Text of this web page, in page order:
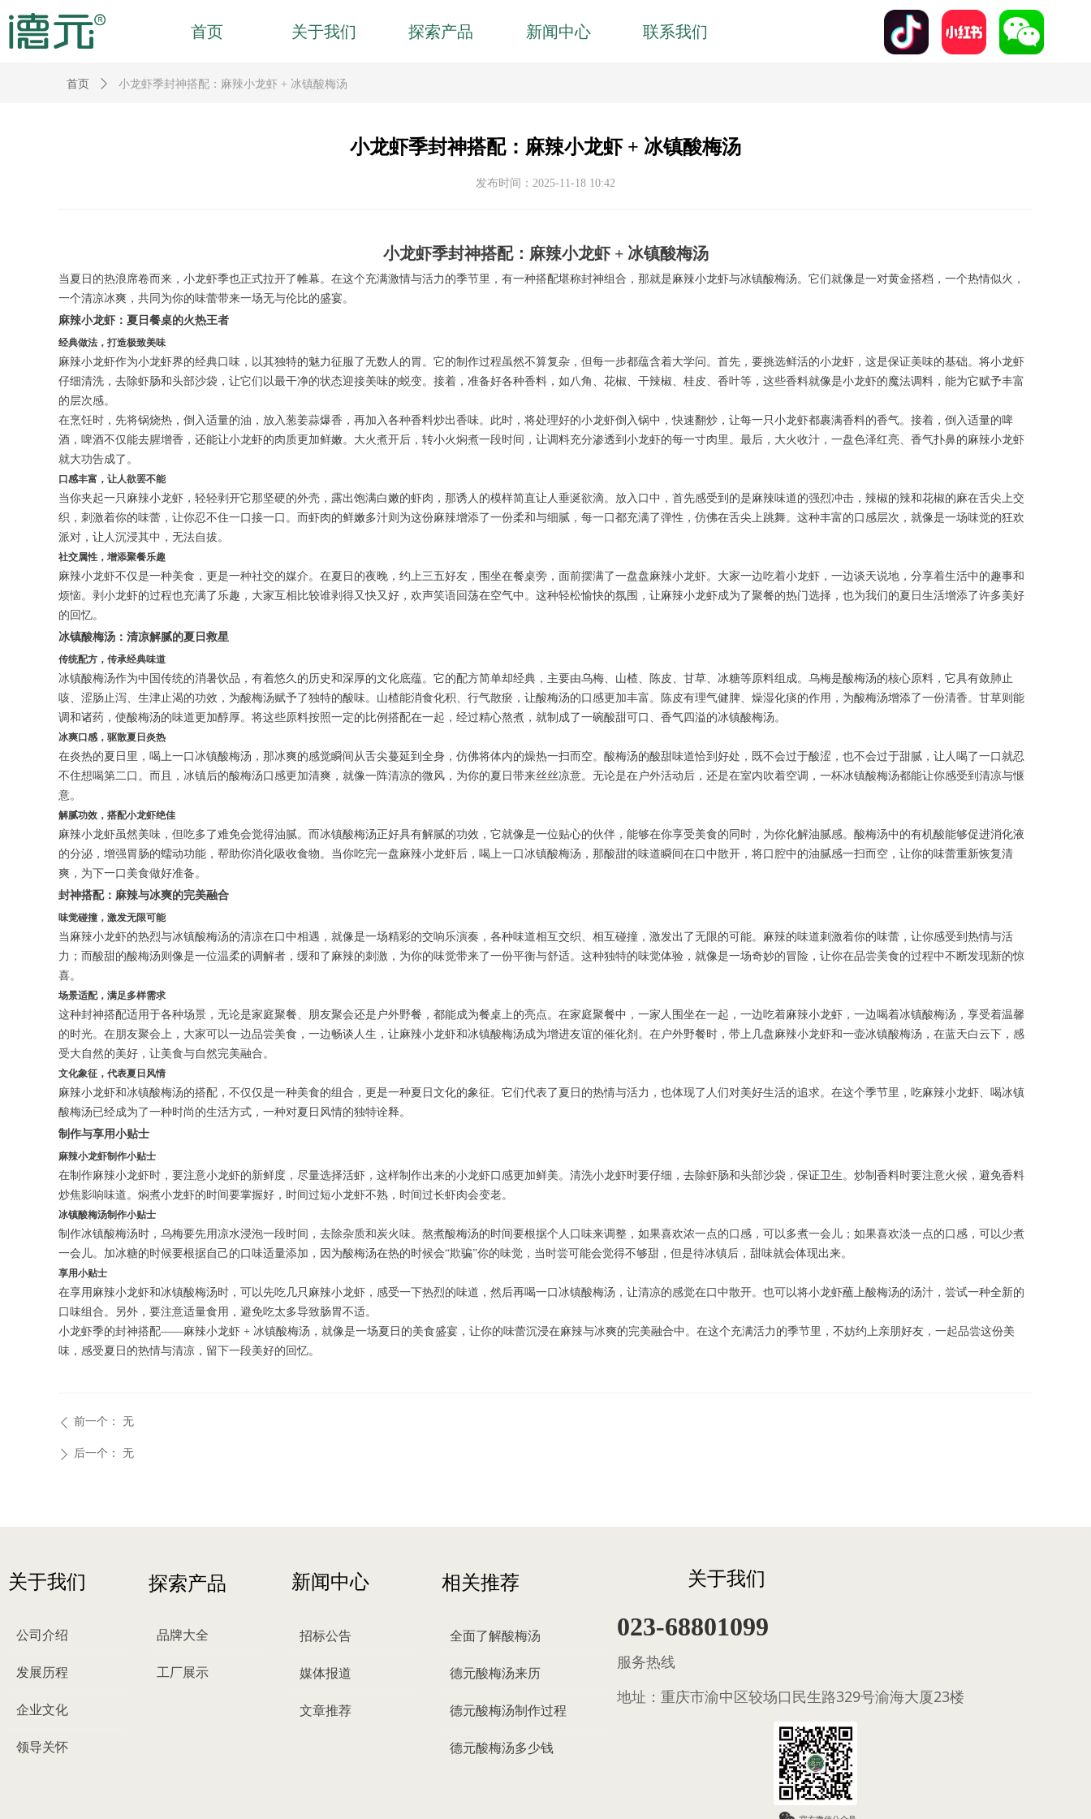
首页 关于我们 探索产品 新闻中心 联系我们
首页 ꄲ 小龙虾季封神搭配：麻辣小龙虾 + 冰镇酸梅汤
小龙虾季封神搭配：麻辣小龙虾 + 冰镇酸梅汤
小龙虾季封神搭配：麻辣小龙虾 + 冰镇酸梅汤
当夏日的热浪席卷而来，小龙虾季也正式拉开了帷幕。在这个充满激情与活力的季节里，有一种搭配堪称封神组合，那就是麻辣小龙虾与冰镇酸梅汤。它们就像是一对黄金搭档，一个热情似火，
一个清凉冰爽，共同为你的味蕾带来一场无与伦比的盛宴。
麻辣小龙虾：夏日餐桌的火热王者
经典做法，打造极致美味
麻辣小龙虾作为小龙虾界的经典口味，以其独特的魅力征服了无数人的胃。它的制作过程虽然不算复杂，但每一步都蕴含着大学问。首先，要挑选鲜活的小龙虾，这是保证美味的基础。将小龙虾
仔细清洗，去除虾肠和头部沙袋，让它们以最干净的状态迎接美味的蜕变。接着，准备好各种香料，如八角、花椒、干辣椒、桂皮、香叶等，这些香料就像是小龙虾的魔法调料，能为它赋予丰富
的层次感。
在烹饪时，先将锅烧热，倒入适量的油，放入葱姜蒜爆香，再加入各种香料炒出香味。此时，将处理好的小龙虾倒入锅中，快速翻炒，让每一只小龙虾都裹满香料的香气。接着，倒入适量的啤
酒，啤酒不仅能去腥增香，还能让小龙虾的肉质更加鲜嫩。大火煮开后，转小火焖煮一段时间，让调料充分渗透到小龙虾的每一寸肉里。最后，大火收汁，一盘色泽红亮、香气扑鼻的麻辣小龙虾
就大功告成了。
口感丰富，让人欲罢不能
当你夹起一只麻辣小龙虾，轻轻剥开它那坚硬的外壳，露出饱满白嫩的虾肉，那诱人的模样简直让人垂涎欲滴。放入口中，首先感受到的是麻辣味道的强烈冲击，辣椒的辣和花椒的麻在舌尖上交
织，刺激着你的味蕾，让你忍不住一口接一口。而虾肉的鲜嫩多汁则为这份麻辣增添了一份柔和与细腻，每一口都充满了弹性，仿佛在舌尖上跳舞。这种丰富的口感层次，就像是一场味觉的狂欢
派对，让人沉浸其中，无法自拔。
社交属性，增添聚餐乐趣
麻辣小龙虾不仅是一种美食，更是一种社交的媒介。在夏日的夜晚，约上三五好友，围坐在餐桌旁，面前摆满了一盘盘麻辣小龙虾。大家一边吃着小龙虾，一边谈天说地，分享着生活中的趣事和
烦恼。剥小龙虾的过程也充满了乐趣，大家互相比较谁剥得又快又好，欢声笑语回荡在空气中。这种轻松愉快的氛围，让麻辣小龙虾成为了聚餐的热门选择，也为我们的夏日生活增添了许多美好
的回忆。
冰镇酸梅汤：清凉解腻的夏日救星
传统配方，传承经典味道
冰镇酸梅汤作为中国传统的消暑饮品，有着悠久的历史和深厚的文化底蕴。它的配方简单却经典，主要由乌梅、山楂、陈皮、甘草、冰糖等原料组成。乌梅是酸梅汤的核心原料，它具有敛肺止
咳、涩肠止泻、生津止渴的功效，为酸梅汤赋予了独特的酸味。山楂能消食化积、行气散瘀，让酸梅汤的口感更加丰富。陈皮有理气健脾、燥湿化痰的作用，为酸梅汤增添了一份清香。甘草则能
调和诸药，使酸梅汤的味道更加醇厚。将这些原料按照一定的比例搭配在一起，经过精心熬煮，就制成了一碗酸甜可口、香气四溢的冰镇酸梅汤。
冰爽口感，驱散夏日炎热
在炎热的夏日里，喝上一口冰镇酸梅汤，那冰爽的感觉瞬间从舌尖蔓延到全身，仿佛将体内的燥热一扫而空。酸梅汤的酸甜味道恰到好处，既不会过于酸涩，也不会过于甜腻，让人喝了一口就忍
不住想喝第二口。而且，冰镇后的酸梅汤口感更加清爽，就像一阵清凉的微风，为你的夏日带来丝丝凉意。无论是在户外活动后，还是在室内吹着空调，一杯冰镇酸梅汤都能让你感受到清凉与惬
意。
解腻功效，搭配小龙虾绝佳
麻辣小龙虾虽然美味，但吃多了难免会觉得油腻。而冰镇酸梅汤正好具有解腻的功效，它就像是一位贴心的伙伴，能够在你享受美食的同时，为你化解油腻感。酸梅汤中的有机酸能够促进消化液
的分泌，增强胃肠的蠕动功能，帮助你消化吸收食物。当你吃完一盘麻辣小龙虾后，喝上一口冰镇酸梅汤，那酸甜的味道瞬间在口中散开，将口腔中的油腻感一扫而空，让你的味蕾重新恢复清
爽，为下一口美食做好准备。
封神搭配：麻辣与冰爽的完美融合
味觉碰撞，激发无限可能
当麻辣小龙虾的热烈与冰镇酸梅汤的清凉在口中相遇，就像是一场精彩的交响乐演奏，各种味道相互交织、相互碰撞，激发出了无限的可能。麻辣的味道刺激着你的味蕾，让你感受到热情与活
力；而酸甜的酸梅汤则像是一位温柔的调解者，缓和了麻辣的刺激，为你的味觉带来了一份平衡与舒适。这种独特的味觉体验，就像是一场奇妙的冒险，让你在品尝美食的过程中不断发现新的惊
喜。
场景适配，满足多样需求
这种封神搭配适用于各种场景，无论是家庭聚餐、朋友聚会还是户外野餐，都能成为餐桌上的亮点。在家庭聚餐中，一家人围坐在一起，一边吃着麻辣小龙虾，一边喝着冰镇酸梅汤，享受着温馨
的时光。在朋友聚会上，大家可以一边品尝美食，一边畅谈人生，让麻辣小龙虾和冰镇酸梅汤成为增进友谊的催化剂。在户外野餐时，带上几盘麻辣小龙虾和一壶冰镇酸梅汤，在蓝天白云下，感
受大自然的美好，让美食与自然完美融合。
文化象征，代表夏日风情
麻辣小龙虾和冰镇酸梅汤的搭配，不仅仅是一种美食的组合，更是一种夏日文化的象征。它们代表了夏日的热情与活力，也体现了人们对美好生活的追求。在这个季节里，吃麻辣小龙虾、喝冰镇
酸梅汤已经成为了一种时尚的生活方式，一种对夏日风情的独特诠释。
制作与享用小贴士
麻辣小龙虾制作小贴士
在制作麻辣小龙虾时，要注意小龙虾的新鲜度，尽量选择活虾，这样制作出来的小龙虾口感更加鲜美。清洗小龙虾时要仔细，去除虾肠和头部沙袋，保证卫生。炒制香料时要注意火候，避免香料
炒焦影响味道。焖煮小龙虾的时间要掌握好，时间过短小龙虾不熟，时间过长虾肉会变老。
冰镇酸梅汤制作小贴士
制作冰镇酸梅汤时，乌梅要先用凉水浸泡一段时间，去除杂质和炭火味。熬煮酸梅汤的时间要根据个人口味来调整，如果喜欢浓一点的口感，可以多煮一会儿；如果喜欢淡一点的口感，可以少煮
一会儿。加冰糖的时候要根据自己的口味适量添加，因为酸梅汤在热的时候会“欺骗”你的味觉，当时尝可能会觉得不够甜，但是待冰镇后，甜味就会体现出来。
享用小贴士
在享用麻辣小龙虾和冰镇酸梅汤时，可以先吃几只麻辣小龙虾，感受一下热烈的味道，然后再喝一口冰镇酸梅汤，让清凉的感觉在口中散开。也可以将小龙虾蘸上酸梅汤的汤汁，尝试一种全新的
口味组合。另外，要注意适量食用，避免吃太多导致肠胃不适。
小龙虾季的封神搭配——麻辣小龙虾 + 冰镇酸梅汤，就像是一场夏日的美食盛宴，让你的味蕾沉浸在麻辣与冰爽的完美融合中。在这个充满活力的季节里，不妨约上亲朋好友，一起品尝这份美
味，感受夏日的热情与清凉，留下一段美好的回忆。
ꄴ 前一个： 无
ꄲ 后一个： 无
发布时间： 2025-11-18 10:42
关于我们
公司介绍
发展历程
企业文化
领导关怀
探索产品
品牌大全
工厂展示
招标公告
媒体报道
文章推荐
新闻中心 关于我们
023-68801099
服务热线
地址： 重庆市渝中区较场口民生路329号渝海大厦23楼
相关推荐
全面了解酸梅汤
德元酸梅汤来历
德元酸梅汤制作过程
德元酸梅汤多少钱